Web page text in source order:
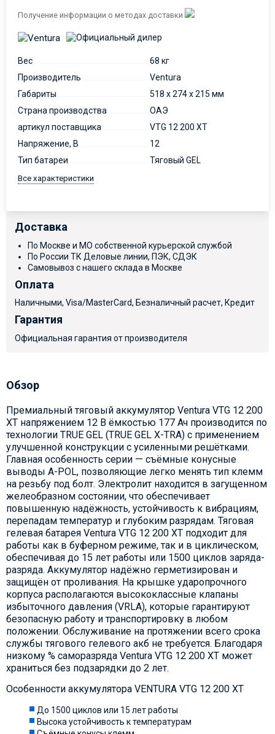
Получение информации о методах доставки
Вес
68 кг
Производитель
Ventura
Габариты
518 x 274 x 215 мм
Страна производства
ОАЭ
артикул поставщика
VTG 12 200 XT
Напряжение, В
12
Тип батареи
Тяговый GEL
Все характеристики
Доставка
По Москве и МО собственной курьерской службой
По России ТК Деловые линии, ПЭК, СДЭК
Самовывоз с нашего склада в Москве
Оплата
Наличными, Visa/MasterCard, Безналичный расчет, Кредит
Гарантия
Официальная гарантия от производителя
Обзор
Премиальный тяговый аккумулятор Ventura VTG 12 200
XT напряжением 12 В ёмкостью 177 Ач производится по
технологии TRUE GEL (TRUE GEL X-TRA) с применением
улучшенной конструкции с усиленными решётками.
Главная особенность серии — съёмные конусные
выводы A-POL, позволяющие легко менять тип клемм
на резьбу под болт. Электролит находится в загущенном
желеобразном состоянии, что обеспечивает
повышенную надёжность, устойчивость к вибрациям,
перепадам температур и глубоким разрядам. Тяговая
гелевая батарея Ventura VTG 12 200 XT подходит для
работы как в буферном режиме, так и в циклическом,
обеспечивая до 15 лет работы или 1500 циклов заряда-
разряда. Аккумулятор надёжно герметизирован и
защищён от проливания. На крышке ударопрочного
корпуса располагаются высококлассные клапаны
избыточного давления (VRLA), которые гарантируют
безопасную работу и транспортировку в любом
положении. Обслуживание на протяжении всего срока
службы тягового гелевого акб не требуется. Благодаря
низкому % саморазряда Ventura VTG 12 200 XT может
храниться без подзарядки до 2 лет.
Особенности аккумулятора VENTURA VTG 12 200 XT
До 1500 циклов или 15 лет работы
Высока устойчивость к температурам